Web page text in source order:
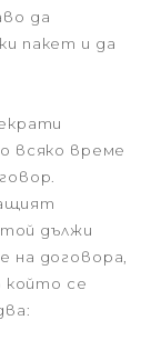
да
пакет и да
всяко време
дължи
на договора,
който се